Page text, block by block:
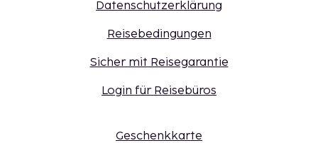
Datenschutzerklärung
Reisebedingungen
Sicher mit Reisegarantie
Login für Reisebüros
Geschenkkarte